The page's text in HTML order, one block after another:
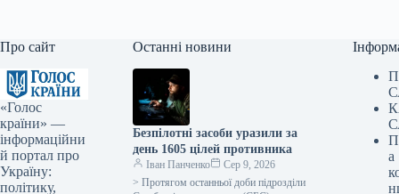
Про сайт
«Голос
країни» —
інформаційни
й портал про
Україну:
політику,
Останні новини
Безпілотні засоби уразили за
день 1605 цілей противника
Іван Панченко
Сер 9, 2026
> Протягом останньої доби підрозділи
а